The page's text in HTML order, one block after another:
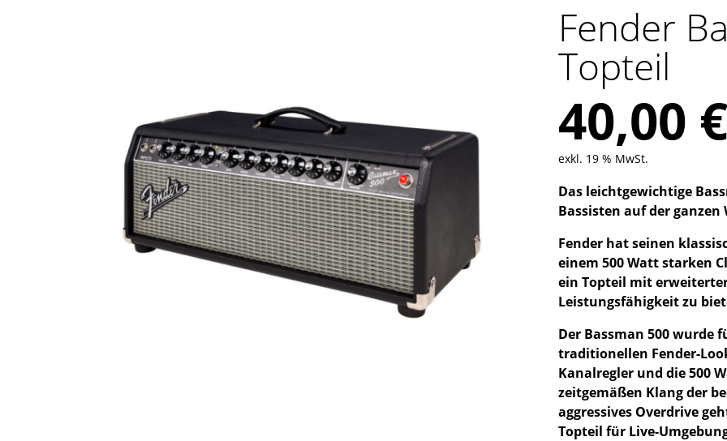
Fender
Topteil
40,00 €
exkl. 19 % MwSt.
Das leichtgewichtige
Bassisten auf der ganzen
Fender hat seinen
einem 500 Watt starken
ein Topteil mit
Leistungsfähigkeit zu
Der Bassman 500 wurde
traditionellen Fender-
Kanalregler und die 500
zeitgemäßen Klang der
aggressives Overdrive
Topteil für Live-